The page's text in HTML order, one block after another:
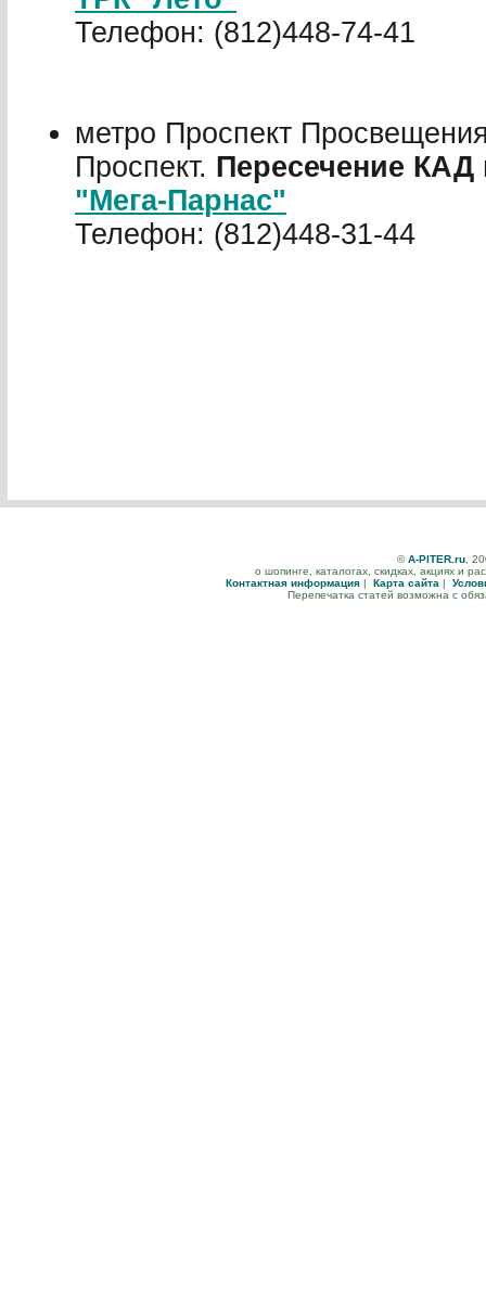
Телефон: (812)448-74-41
метро Проспект
Проспект. Пересечение КАД
"Мега-Парнас"
Телефон: (812)448-31-44
©A-PITER.ru,
о шопинге, каталогах, скидках, акциях и
Контактная информация | Карта сайта |
Перепечатка статей возможна с